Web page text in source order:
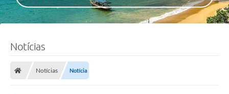
Notícias
Notícias Notícia